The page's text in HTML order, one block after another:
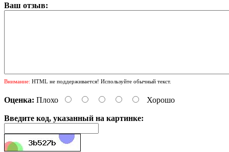
Ваш отзыв:
Внимание: HTML не поддерживается! Используйте обычный текст.
Оценка: Плохо Хорошо
Введите код, указанный на картинке: